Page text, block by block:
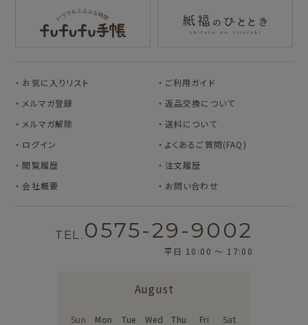
ーズ
おやつパーティ
ーズ
フルーツマーケット
お気に入りリスト
メルマガ登録
メルマガ解除
ログイン
ご利用ガイド
返品交換について
送料について
よくあるご質問(FAQ)
閲覧履歴
注文履歴
会社概要
お問い合わせ
TEL. 0575-29-9002
平日 10:00 〜 17:00
August
Sun Mon Tue Wed Thu Fri
Sat